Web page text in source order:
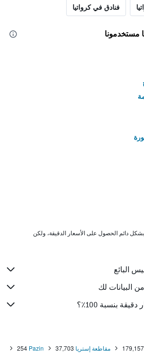
فنادق في كرواتيا
مستخدمونا
البيانات لك
بنسبة 100٪؟
179,157 مقاطعة إستريا 37,703
Pazin
254